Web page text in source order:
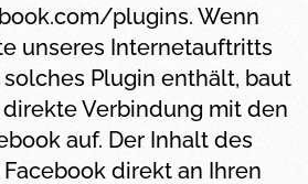
plugins. Wenn
unseres Internetauftritts
Plugin enthält, baut
Verbindung mit den
auf. Der Inhalt des
direkt an Ihren